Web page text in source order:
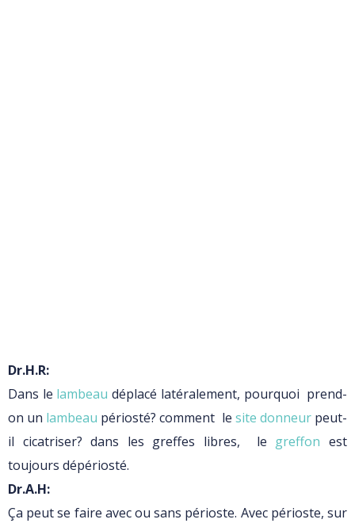
Dr.H.R:
Dans le lambeau déplacé latéralement, pourquoi prend-
on un lambeau périosté? comment le site donneurpeut-
il cicatriser? dans les greffes libres, le greffon est
toujours dépériosté.
Dr.A.H:
Ça peut se faire avec ou sans périoste. Avec périoste, sur